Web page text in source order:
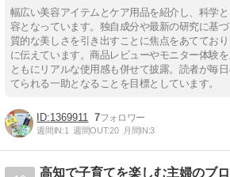
幅広い美容アイテムとケア用品を紹介し、科学
容となっています。独自成分や最新の研究に基
質的な美しさを引き出すことに焦点をあててお
に伝えています。商品レビューやモニター体験
ともにリアルな使用感も併せて披露。読者が毎
てられる一助となることを目標としています。
1369911 7
週間IN:1 週間OUT:20 月間IN:3
高知で子育てを楽しむ主婦のブ